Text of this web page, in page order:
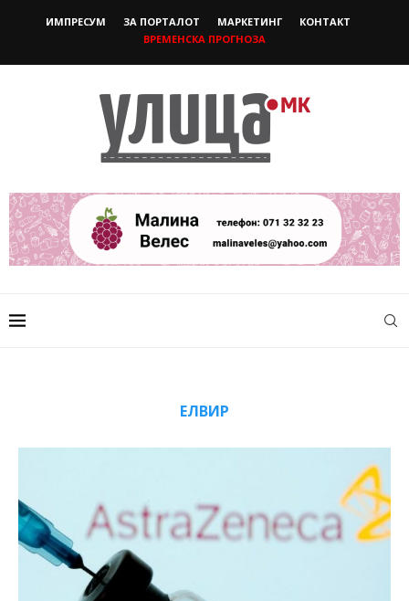
ИМПРЕСУМ ЗА ПОРТАЛОТ МАРКЕТИНГ
КОНТАКТ
ВРЕМЕНСКА ПРОГНОЗА
ЕЛВИР